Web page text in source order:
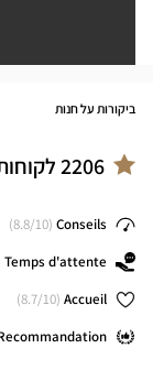
ביקורות על חנות
2206
Conseils
(
8.8/10)
Temps d'attente
Accueil
(
8.7/10)